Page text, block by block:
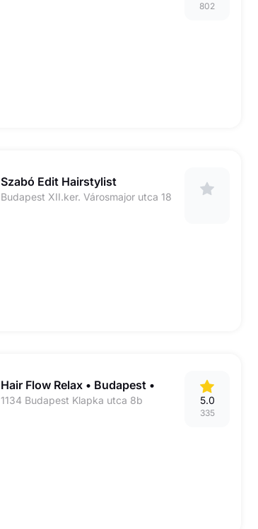
802
Szabó Edit Hairstylist
Budapest XII.ker. Városmajor utca 18
Hair Flow Relax • Budapest •
1134 Budapest Klapka utca 8b 5.0
335